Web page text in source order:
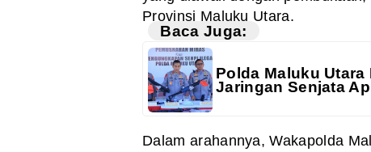
Provinsi Maluku Utara.
Baca Juga:
Polda Maluku
Jaringan Senjata
Dalam arahannya, Wakapolda